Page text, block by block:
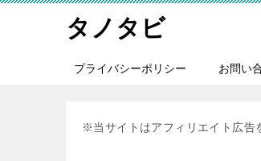
タノタビ
プライバシーポリシー お問い
※当サイトはアフィリエイト広告